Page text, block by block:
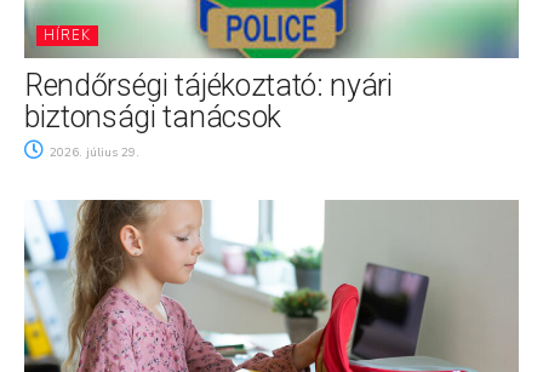
HÍREK
Rendőrségi tájékoztató: nyári
biztonsági tanácsok
2026. július 29.